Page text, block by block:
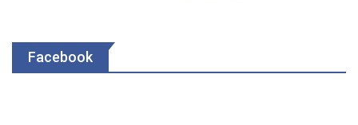
Facebook